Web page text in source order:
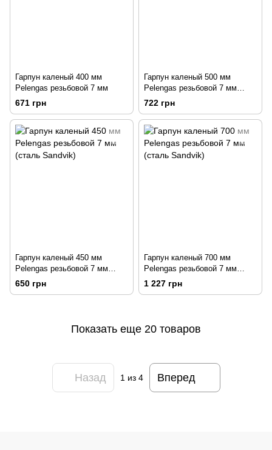
Гарпун каленый 400 мм
Pelengas резьбовой 7 мм
671 грн
Гарпун каленый 500 мм
Pelengas резьбовой 7 мм
(сталь Sandvik)
722 грн
Гарпун каленый 450 мм
Pelengas резьбовой 7 мм
(сталь Sandvik)
650 грн
Гарпун каленый 700 мм
Pelengas резьбовой 7 мм
(сталь Sandvik)
1 227 грн
Показать еще 20 товаров
Назад 1из 4 Вперед